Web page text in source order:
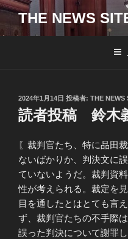
コ
テ
THE NEWS
投
稿
日:
2024年1月14日 投稿者: THE NEWS
読者投稿 鈴木
〖裁判官たち、特に品田
ないばかりか、判決文に
ていないようだ。裁判資
性が考えられる。裁定を
目を通したとはとても言
ず、裁判官たちの不手際
誤った判決について謝罪